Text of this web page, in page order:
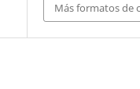
Más formatos de